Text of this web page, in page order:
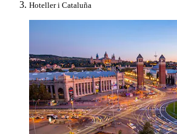
Hoteller i Cataluña